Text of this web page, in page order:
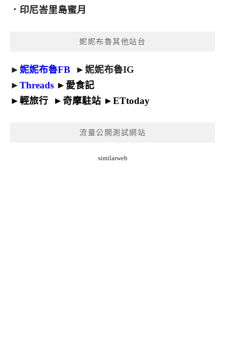
． 印尼峇里島蜜月
妮妮布魯其他站台
►妮妮布魯FB ►妮妮布魯IG
►Threads ► 愛食記
►輕旅行 ► 奇摩駐站 ►ETtoday
流量公開測試網站
similarweb